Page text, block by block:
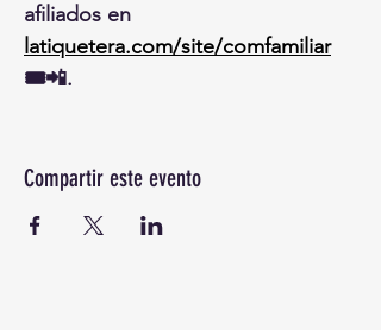
afiliados en
latiquetera.com/site/comfamiliar
🎟️📲.
Compartir este evento